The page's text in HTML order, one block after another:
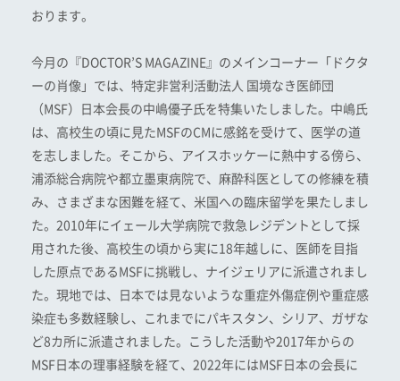
おります。
今月の『DOCTOR’S MAGAZINE』のメインコーナー「ドクタ
ーの肖像」では、特定非営利活動法人 国境なき医師団
（MSF）日本会長の中嶋優子氏を特集いたしました。中嶋氏
は、高校生の頃に見たMSFのCMに感銘を受けて、医学の道
を志しました。そこから、アイスホッケーに熱中する傍ら、
浦添総合病院や都立墨東病院で、麻酔科医としての修練を積
み、さまざまな困難を経て、米国への臨床留学を果たしまし
た。2010年にイェール大学病院で救急レジデントとして採
用された後、高校生の頃から実に18年越しに、医師を目指
した原点であるMSFに挑戦し、ナイジェリアに派遣されまし
た。現地では、日本では見ないような重症外傷症例や重症感
染症も多数経験し、これまでにパキスタン、シリア、ガザな
ど8カ所に派遣されました。こうした活動や2017年からの
MSF日本の理事経験を経て、2022年にはMSF日本の会長に